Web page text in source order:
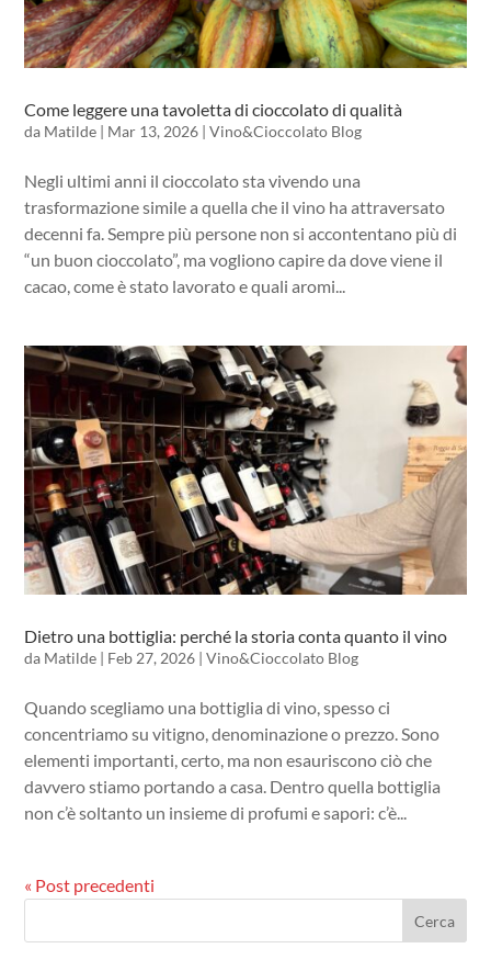
Come leggere una tavoletta di cioccolato di qualità
da Matilde | Mar 13, 2026 |Vino&Cioccolato Blog
Negli ultimi anni il cioccolato sta vivendo una
trasformazione simile a quella che il vino ha attraversato
decenni fa. Sempre più persone non si accontentano più di
“un buon cioccolato”, ma vogliono capire da dove viene il
cacao, come è stato lavorato e quali aromi...
Dietro una bottiglia: perché la storia conta quanto il vino
da Matilde | Feb 27, 2026 |Vino&Cioccolato Blog
Quando scegliamo una bottiglia di vino, spesso ci
concentriamo su vitigno, denominazione o prezzo. Sono
elementi importanti, certo, ma non esauriscono ciò che
davvero stiamo portando a casa. Dentro quella bottiglia
non c’è soltanto un insieme di profumi e sapori: c’è...
« Post precedenti
Cerca